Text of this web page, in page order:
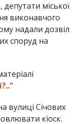
міської
виконавчого
надали дозвіл
споруд на
вулиці Січових
кіоск.